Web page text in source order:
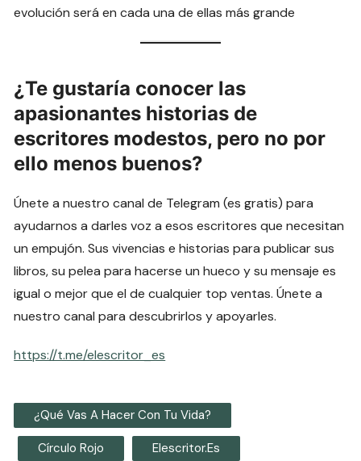
evolución será en cada una de ellas más grande
¿Te gustaría conocer las
apasionantes historias de
escritores modestos, pero no por
ello menos buenos?
Únete a nuestro canal de Telegram (es gratis) para
ayudarnos a darles voz a esos escritores que necesitan
un empujón. Sus vivencias e historias para publicar sus
libros, su pelea para hacerse un hueco y su mensaje es
igual o mejor que el de cualquier top ventas. Únete a
nuestro canal para descubrirlos y apoyarles.
https://t.me/elescritor_es
¿Qué Vas A Hacer Con Tu Vida?
Círculo Rojo Elescritor.es